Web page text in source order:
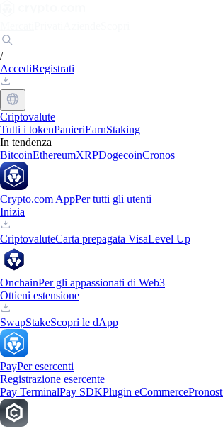
/
AccediRegistrati
Criptovalute
Tutti i tokenPanieriEarnStaking
In tendenza
BitcoinEthereumXRPDogecoinCronos
Crypto.com AppPer tutti gli utenti
Inizia
CriptovaluteCarta prepagata VisaLevel Up
OnchainPer gli appassionati di Web3
Ottieni estensione
SwapStakeScopri le dApp
PayPer esercenti
Registrazione esercente
Pay TerminalPay SDKPlugin eCommerce